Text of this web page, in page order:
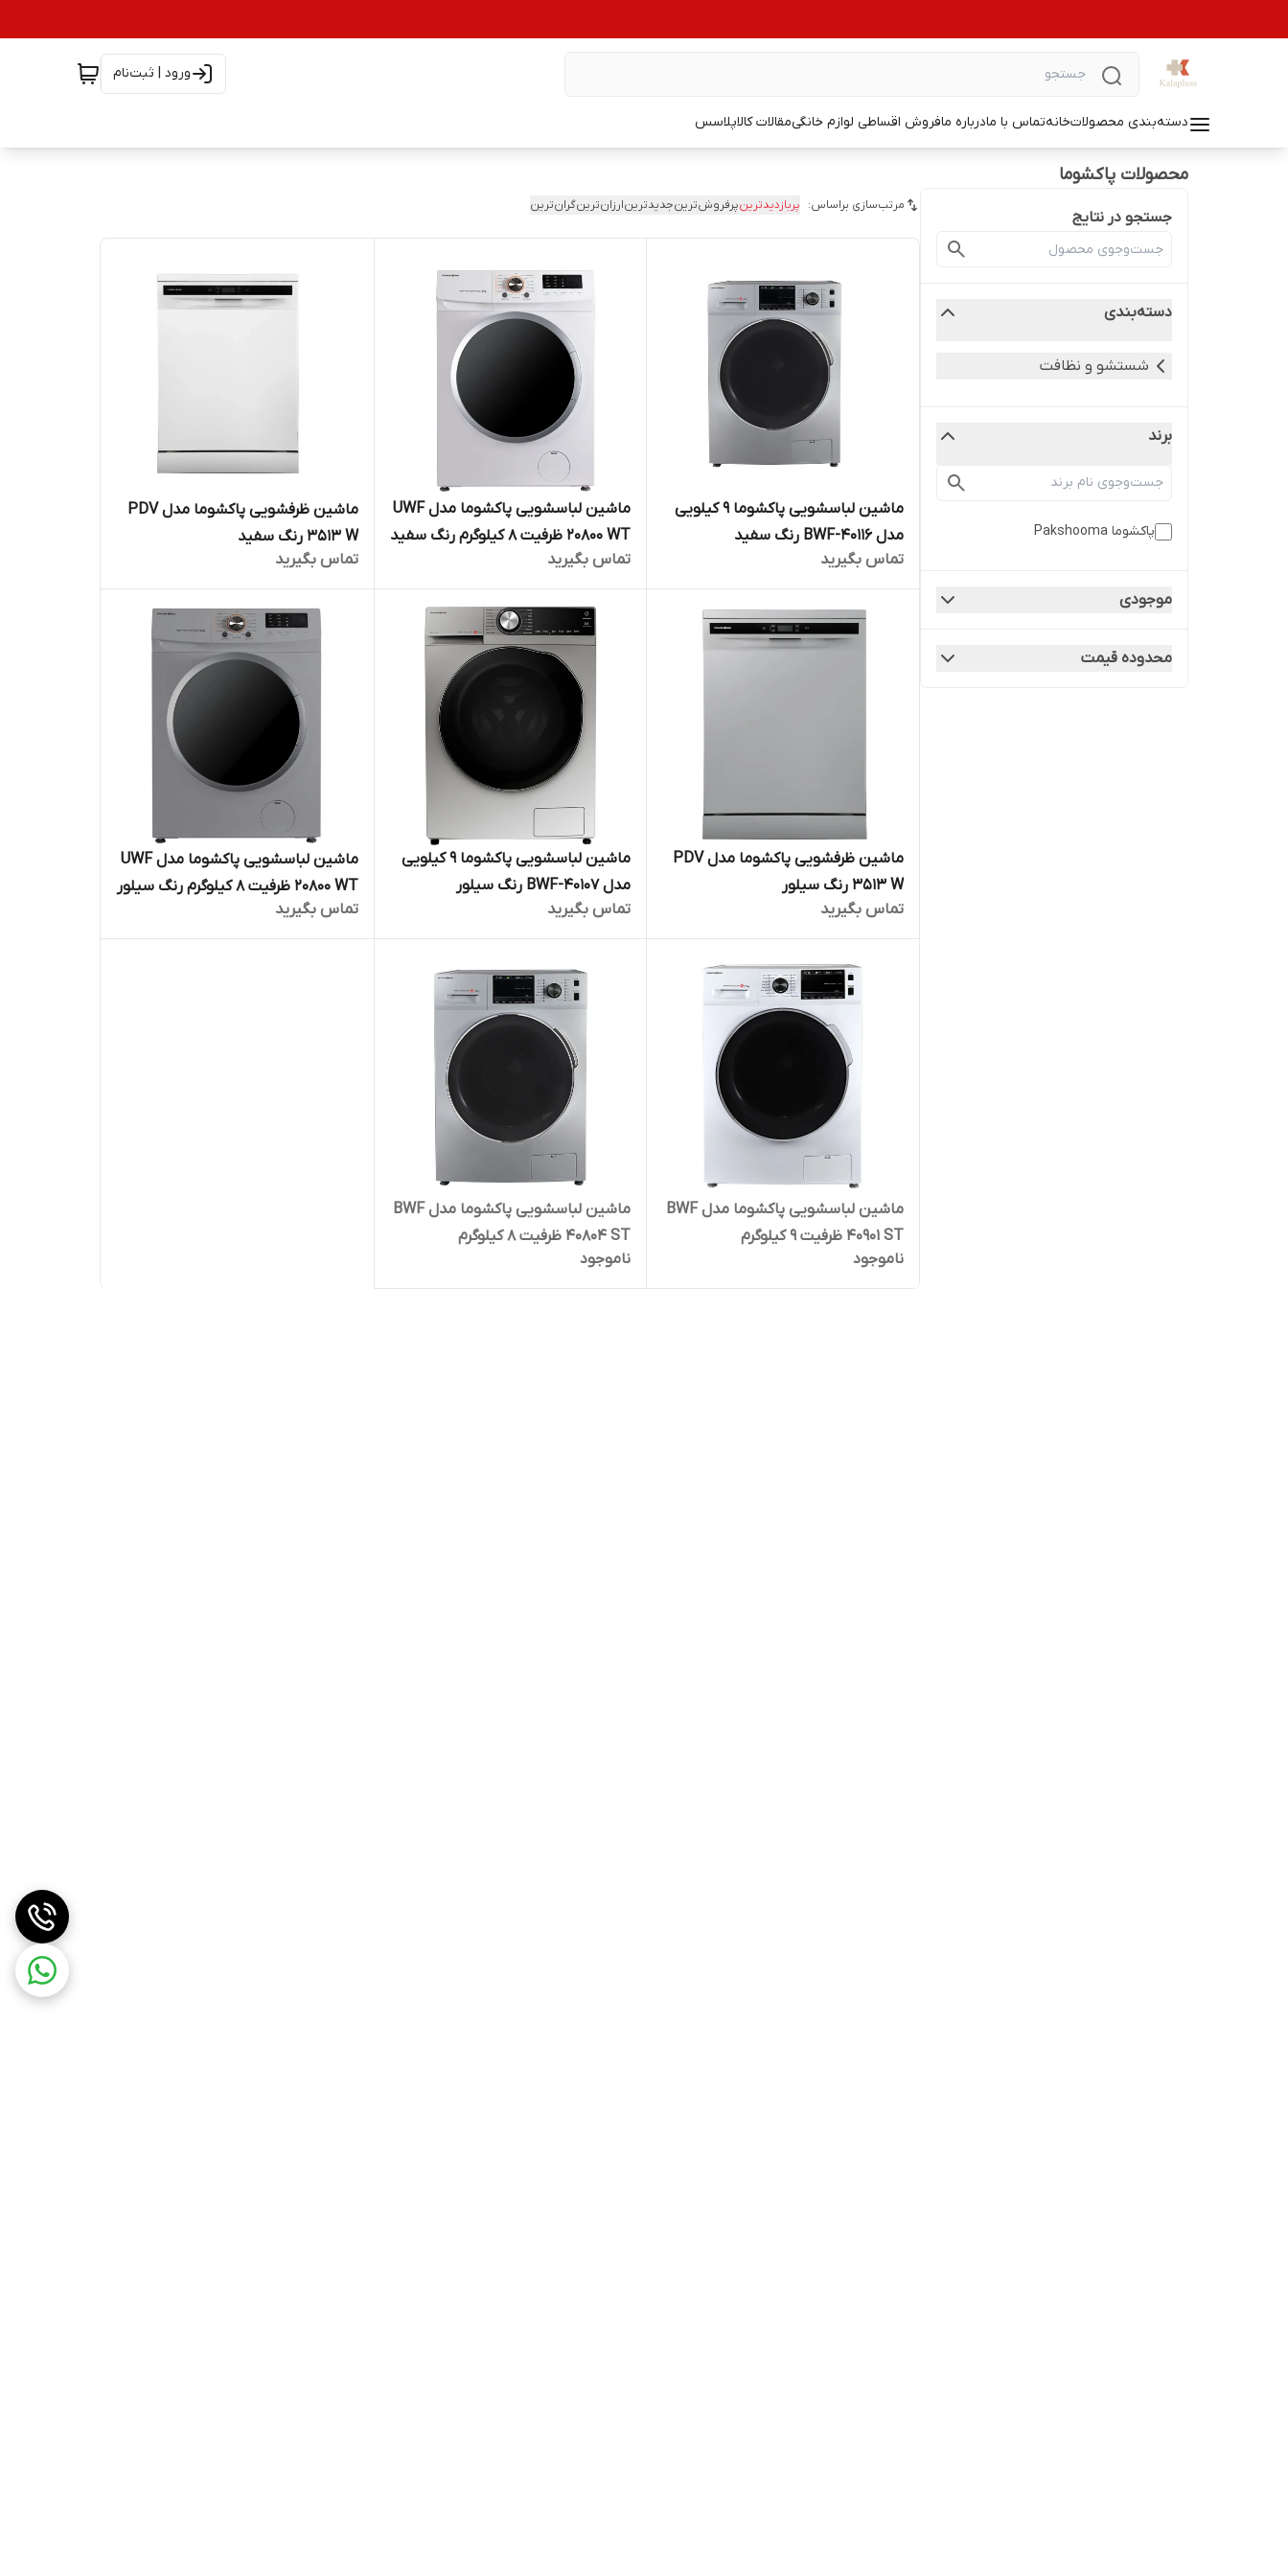
ورود | ثبت‌نام
دسته‌بندی محصولاتخانهتماس با مادرباره مافروش اقساطی لوازم خانگیمقالات کالاپلاسس
محصولات پاکشوما
جستجو در نتایج
دسته‌بندی
شستشو و نظافت
برند
پاکشوما Pakshooma
موجودی
محدوده قیمت
مرتب‌سازی براساس: پربازدیدترینپرفروش‌ترینجدیدترینارزان‌ترینگران‌ترین
ماشین لباسشویی پاکشوما 9 کیلویی
مدل BWF-40116 رنگ سفید
تماس بگیرید
ماشین لباسشویی پاکشوما مدل UWF
20800 WT ظرفیت 8 کیلوگرم رنگ سفید
تماس بگیرید
ماشین ظرفشویی پاکشوما مدل PDV
3513 W رنگ سفید
تماس بگیرید
ماشین ظرفشویی پاکشوما مدل PDV
3513 W رنگ سیلور
تماس بگیرید
ماشین لباسشویی پاکشوما 9 کیلویی
مدل BWF-40107 رنگ سیلور
تماس بگیرید
ماشین لباسشویی پاکشوما مدل UWF
20800 WT ظرفیت 8 کیلوگرم رنگ سیلور
تماس بگیرید
ماشین لباسشویی پاکشوما مدل BWF
40901 ST ظرفیت 9 کیلوگرم
ناموجود
ماشین لباسشویی پاکشوما مدل BWF
40804 ST ظرفیت 8 کیلوگرم
ناموجود